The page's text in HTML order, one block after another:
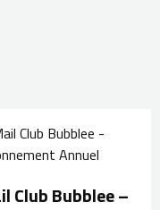
Club Bubblee –